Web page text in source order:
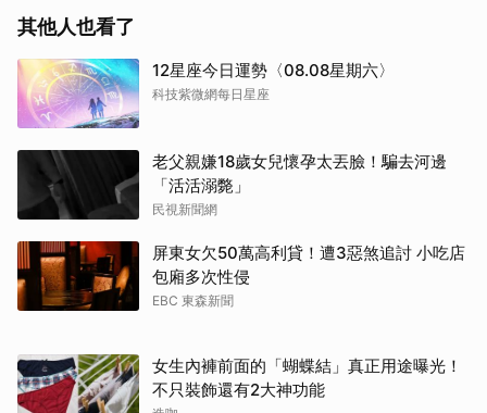
其他人也看了
12星座今日運勢〈08.08星期六〉
科技紫微網每日星座
老父親嫌18歲女兒懷孕太丟臉！騙去河邊
「活活溺斃」
民視新聞網
屏東女欠50萬高利貸！遭3惡煞追討 小吃店
包廂多次性侵
EBC 東森新聞
女生內褲前面的「蝴蝶結」真正用途曝光！
不只裝飾還有2大神功能